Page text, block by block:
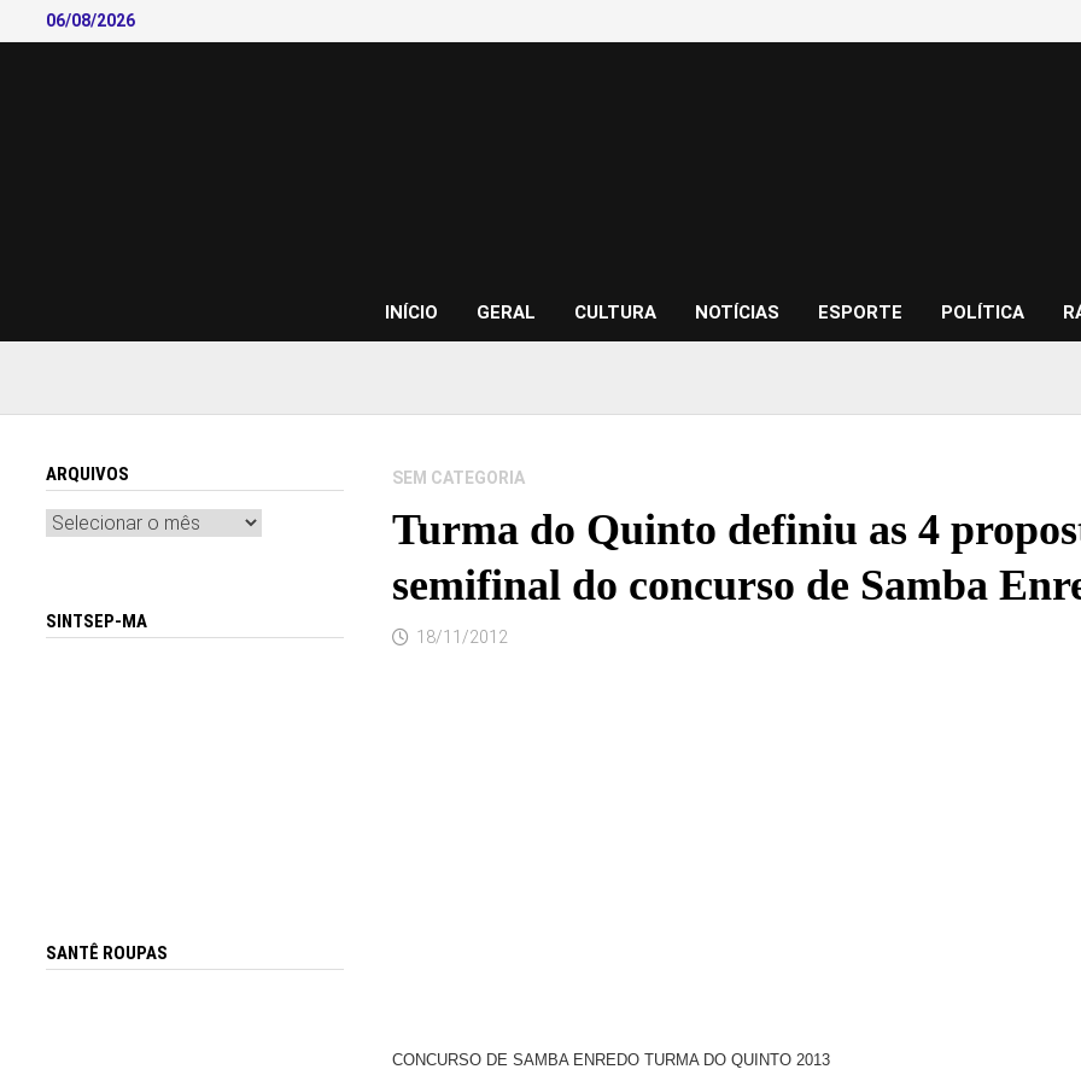
to
06/08/2026
INÍCIO GERAL CULTURA NOTÍCIAS ESPORTE POLÍTICA
SEM CATEGORIA
Turma do Quinto definiu as 4
semifinal do concurso de Samba
18/11/2012
CONCURSO DE SAMBA ENREDO TURMA DO QUINTO 2013
ARQUIVOS
Arquivos
SINTSEP-MA
SANTÊ ROUPAS